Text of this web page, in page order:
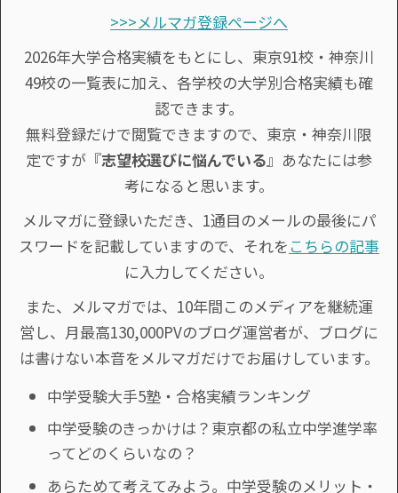
>>>メルマガ登録ページへ
2026年大学合格実績をもとにし、東京91校・神奈川
49校の一覧表に加え、各学校の大学別合格実績も確
認できます。
無料登録だけで閲覧できますので、東京・神奈川限
定ですが『志望校選びに悩んでいる』あなたには参
考になると思います。
メルマガに登録いただき、1通目のメールの最後にパ
スワードを記載していますので、それを こちらの記事
に入力してください。
また、メルマガでは、10年間このメディアを継続運
営し、月最高130,000PVのブログ運営者が、ブログに
は書けない本音をメルマガだけでお届けしています。
中学受験大手5塾・合格実績ランキング
中学受験のきっかけは？東京都の私立中学進学率
ってどのくらいなの？
あらためて考えてみよう。中学受験のメリット・